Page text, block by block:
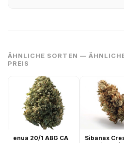
ÄHNLICHE SORTEN —
PREIS
enua 20/1 ABG CA
Sibanax